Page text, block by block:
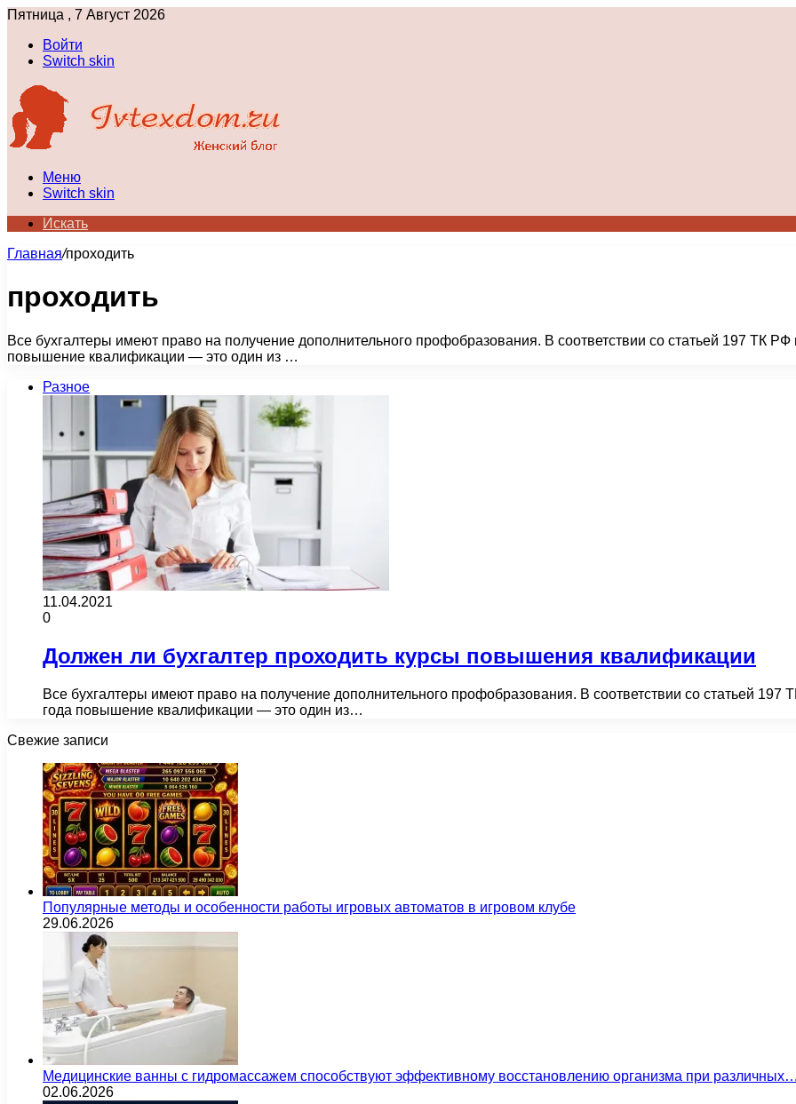
Пятница , 7 Август 2026
Войти
Switch skin
Меню
Switch skin
Искать
Главная/проходить
проходить
Все бухгалтеры имеют право на получение дополнительного профобразования. В соответствии со статьей 197 ТК
повышение квалификации — это один из …
Разное
11.04.2021
0
Должен ли бухгалтер проходить курсы повышения квалификации
Все бухгалтеры имеют право на получение дополнительного профобразования. В соответствии со статьей
года повышение квалификации — это один из…
Свежие записи
Популярные методы и особенности работы игровых автоматов в игровом клубе
29.06.2026
Медицинские ванны с гидромассажем способствуют эффективному восстановлению организма при
02.06.2026